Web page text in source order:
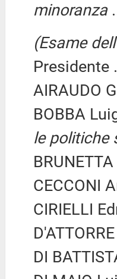
minoranza
(Esame
Presidente
AIRAUDO
BOBBA
le politiche
CECCONI
CIRIELLI
DI